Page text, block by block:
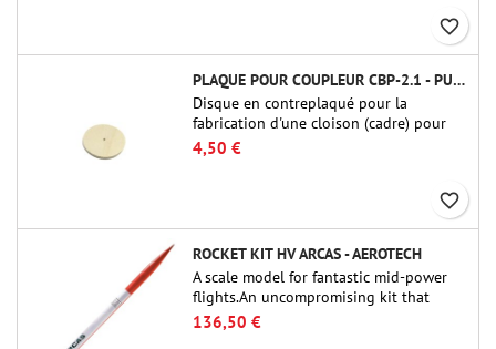
favorite_border
PLAQUE POUR COUPLEUR CBP-2.1 - PUBLIC MISSILES LTD.
Disque en contreplaqué pour la
fabrication d'une cloison (cadre) pour
raccords tubulaires de 54 mm de Public
Missiles Ltd. (PT-2.1 ou QT-2.1)
4,50 €
favorite_border
ROCKET KIT HV ARCAS - AEROTECH
A scale model for fantastic mid-power
flights.An uncompromising kit that
allows you to build a replica of one of
the most famous sounding-rocket ever.
136,50 €